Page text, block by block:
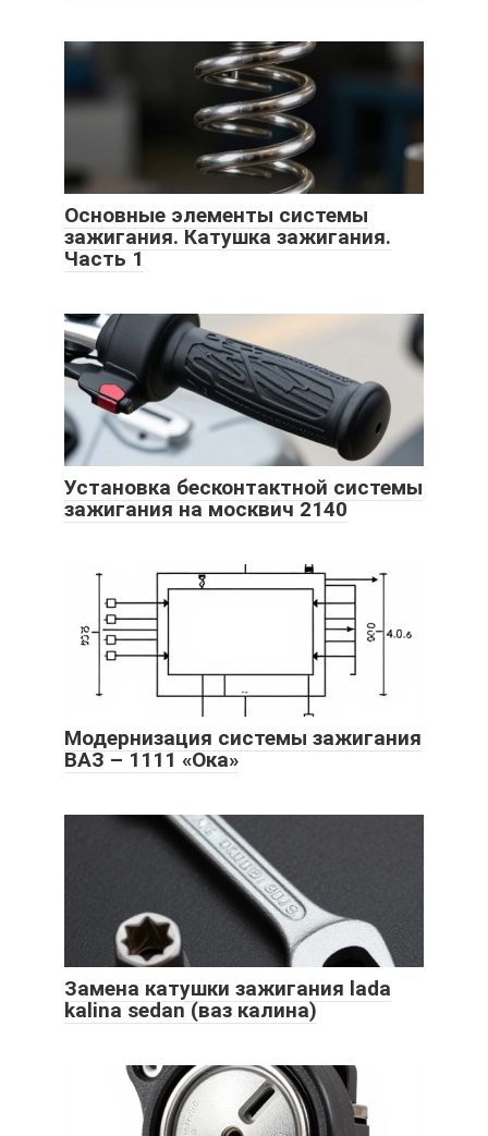
Основные элементы системы
зажигания. Катушка зажигания.
Часть 1
Установка бесконтактной системы
зажигания на москвич 2140
Модернизация системы зажигания
ВАЗ – 1111 «Ока»
Замена катушки зажигания lada
kalina sedan (ваз калина)